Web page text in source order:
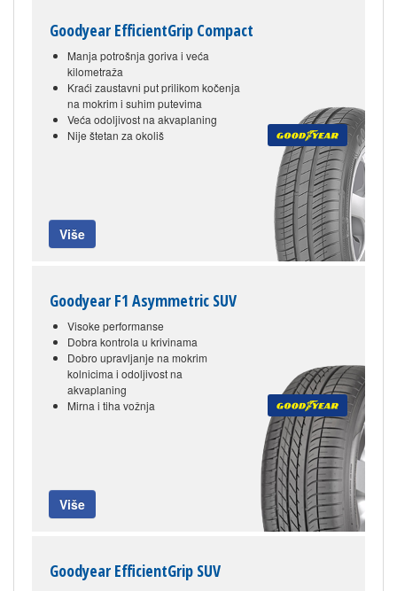
Goodyear EfficientGrip Compact
Manja potrošnja goriva i veća
kilometraža
Kraći zaustavni put prilikom kočenja
na mokrim i suhim putevima
Veća odoljivost na akvaplaning
Nije štetan za okoliš
Više
Goodyear F1 Asymmetric SUV
Visoke performanse
Dobra kontrola u krivinama
Dobro upravljanje na mokrim
kolnicima i odoljivost na
akvaplaning
Mirna i tiha vožnja
Više
Goodyear EfficientGrip SUV